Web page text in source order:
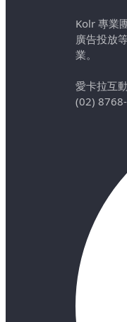
Kolr 專業
廣告投放
業。
愛卡拉互
(02)